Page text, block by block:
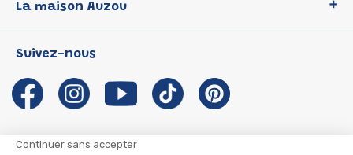
Continuer sans accepter
P'tit Loup
Les Influenceuses
Migali
Petite Taupe
La maison Auzou
Notre histoire
Auzou s'engage
Auteurs et illustrateurs Auzou
Suivez-nous